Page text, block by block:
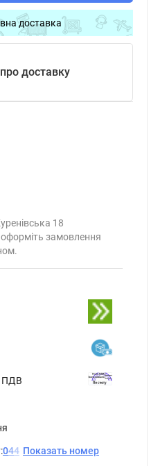
доставка
доставку
18
замовлення
ПДВ
044 Показать номер